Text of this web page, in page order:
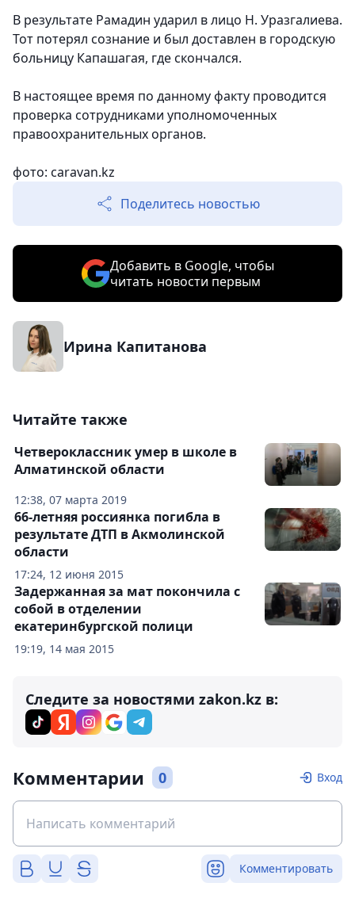
В результате Рамадин ударил в лицо Н. Уразгалиева.
Тот потерял сознание и был доставлен в городскую
больницу Капашагая, где скончался.
В настоящее время по данному факту проводится
проверка сотрудниками уполномоченных
правоохранительных органов.
фото: caravan.kz
Поделитесь новостью
Добавить в Google, чтобы
читать новости первым
Ирина Капитанова
Читайте также
12:38, 07 марта 2019
Четвероклассник умер в школе в
Алматинской области
17:24, 12 июня 2015
66-летняя россиянка погибла в
результате ДТП в Акмолинской
области
19:19, 14 мая 2015
Задержанная за мат покончила с
собой в отделении
екатеринбургской полици
Следите за новостями zakon.kz в:
Комментарии 0 Вход
Комментировать